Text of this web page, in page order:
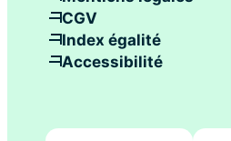
CGV
Index égalité
Accessibilité